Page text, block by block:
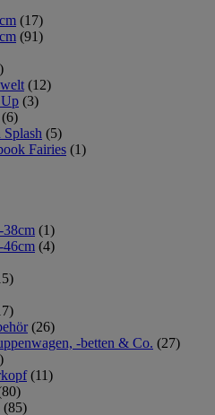
(17)
(91)
(12)
(3)
(6)
(5)
Fairies (1)
(1)
(4)
(26)
-betten & Co. (27)
(11)
(85)